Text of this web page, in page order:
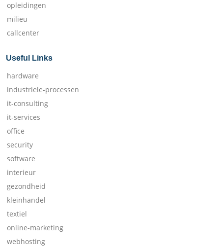
opleidingen
milieu
callcenter
Useful Links
hardware
industriele-processen
it-consulting
it-services
office
security
software
interieur
gezondheid
kleinhandel
textiel
online-marketing
webhosting